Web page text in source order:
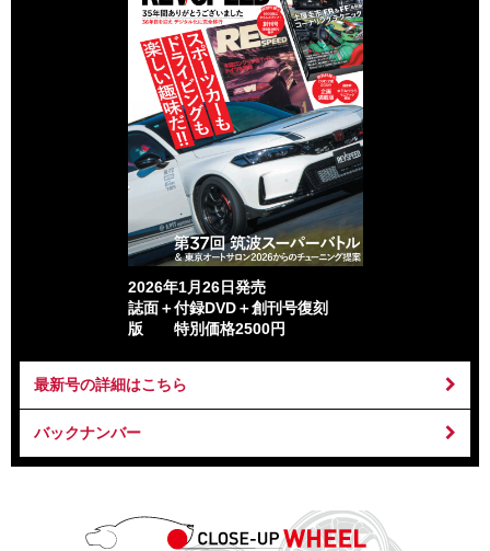
2026年1月26日発売
誌面＋付録DVD＋創刊号復刻
版 特別価格2500円
最新号の詳細はこちら
バックナンバー